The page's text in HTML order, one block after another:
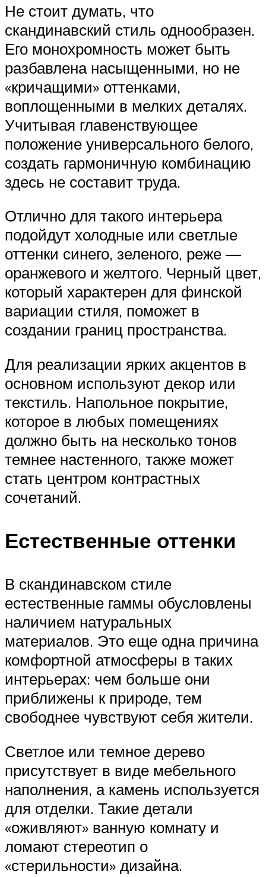
Не стоит думать, что
скандинавский стиль однообразен.
Его монохромность может быть
разбавлена насыщенными, но не
«кричащими» оттенками,
воплощенными в мелких деталях.
Учитывая главенствующее
положение универсального белого,
создать гармоничную комбинацию
здесь не составит труда.
Отлично для такого интерьера
подойдут холодные или светлые
оттенки синего, зеленого, реже —
оранжевого и желтого. Черный цвет,
который характерен для финской
вариации стиля, поможет в
создании границ пространства.
Для реализации ярких акцентов в
основном используют декор или
текстиль. Напольное покрытие,
которое в любых помещениях
должно быть на несколько тонов
темнее настенного, также может
стать центром контрастных
сочетаний.
Естественные оттенки
В скандинавском стиле
естественные гаммы обусловлены
наличием натуральных
материалов. Это еще одна причина
комфортной атмосферы в таких
интерьерах: чем больше они
приближены к природе, тем
свободнее чувствуют себя жители.
Светлое или темное дерево
присутствует в виде мебельного
наполнения, а камень используется
для отделки. Такие детали
«оживляют» ванную комнату и
ломают стереотип о
«стерильности» дизайна.